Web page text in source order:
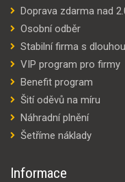
Doprava zdarma nad
Osobní odběr
Stabilní firma s
VIP program pro firmy
Benefit program
Šití oděvů na míru
Náhradní plnění
Šetříme náklady
Informace